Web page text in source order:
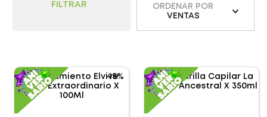
FILTRAR
ORDENAR POR
VENTAS
-15%